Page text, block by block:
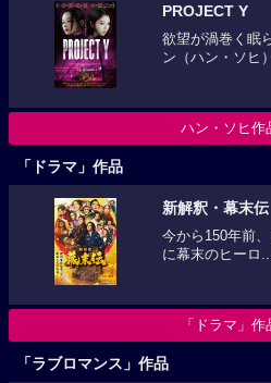
PROJECT Y
欲望が渦巻く眠
ン（ハン・ソヒ
ハン・ソヒ作
「ドラマ」作品
新解釈・幕末伝
今から150年前
に幕末のヒーロ...
「ドラマ」作
「ラブロマンス」作品